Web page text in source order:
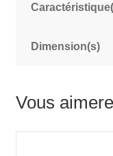
Dimension(s)
Vous